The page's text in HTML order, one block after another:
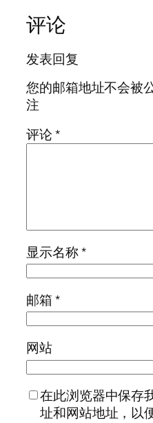
评论
发表回复
您的邮箱地址不会被公
注
评论*
显示名称*
邮箱*
网站
在此浏览器中保存
址和网站地址，以